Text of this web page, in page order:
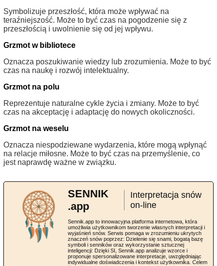
Symbolizuje przeszłość, która może wpływać na
teraźniejszość. Może to być czas na pogodzenie się z
przeszłością i uwolnienie się od jej wpływu.
Grzmot w bibliotece
Oznacza poszukiwanie wiedzy lub zrozumienia. Może to być
czas na naukę i rozwój intelektualny.
Grzmot na polu
Reprezentuje naturalne cykle życia i zmiany. Może to być
czas na akceptację i adaptację do nowych okoliczności.
Grzmot na weselu
Oznacza niespodziewane wydarzenia, które mogą wpłynąć
na relacje miłosne. Może to być czas na przemyślenie, co
jest naprawdę ważne w związku.
SENNIK
.app
Interpretacja snów
on-line
Sennik.app to innowacyjna platforma internetowa, która
umożliwia użytkownikom tworzenie własnych interpretacji i
wyjaśnień snów. Serwis pomaga w zrozumieniu ukrytych
znaczeń snów poprzez: Dzielenie się snami, bogatą bazę
symboli i senników oraz wykorzystanie sztucznej
inteligencji: Dzięki SI, Sennik.app analizuje wzorce i
proponuje spersonalizowane interpretacje, uwzględniając
indywidualne doświadczenia i kontekst użytkownika. Celem